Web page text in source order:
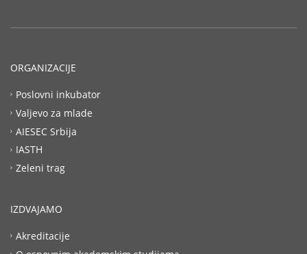
ORGANIZACIJE
Poslovni inkubator
Valjevo za mlade
AIESEC Srbija
IASTH
Zeleni trag
IZDVAJAMO
Akreditacije